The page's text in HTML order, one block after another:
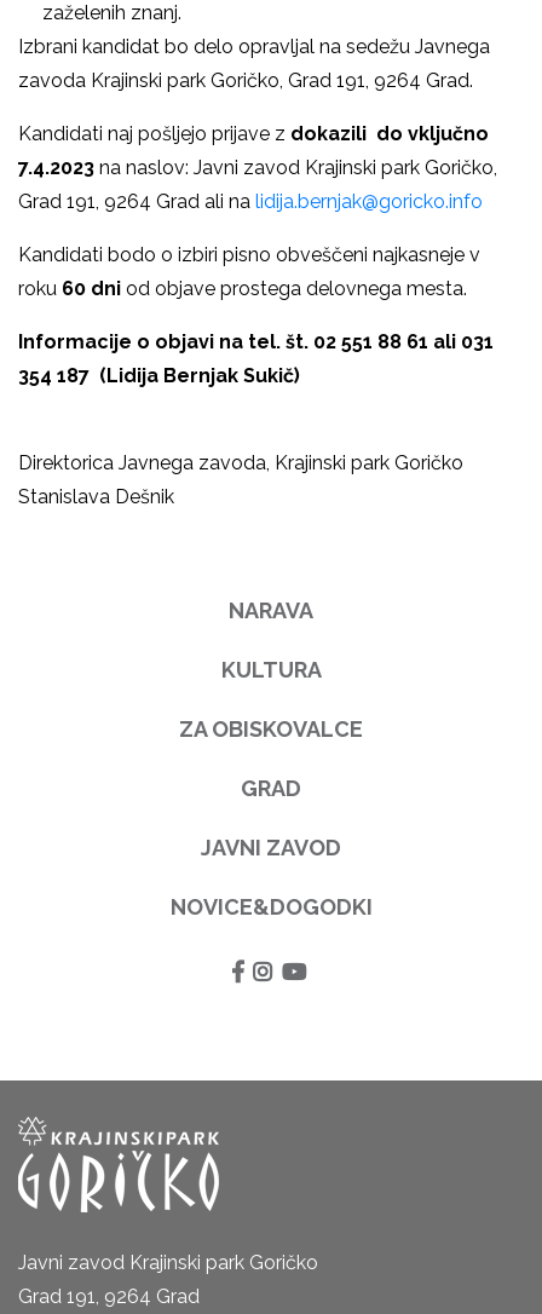
zaželenih znanj.
Izbrani kandidat bo delo opravljal na sedežu Javnega
zavoda Krajinski park Goričko, Grad 191, 9264 Grad.
Kandidati naj pošljejo prijave z dokazili do vključno
7.4.2023 na naslov: Javni zavod Krajinski park Goričko,
Grad 191, 9264 Grad ali na lidija.bernjak@goricko.info
Kandidati bodo o izbiri pisno obveščeni najkasneje v
roku 60 dni od objave prostega delovnega mesta.
Informacije o objavi na tel. št. 02 551 88 61 ali 031
354 187 (Lidija Bernjak Sukič)
Direktorica Javnega zavoda, Krajinski park Goričko
Stanislava Dešnik
NARAVA
KULTURA
ZA OBISKOVALCE
GRAD
JAVNI ZAVOD
NOVICE&DOGODKI
Javni zavod Krajinski park Goričko
Grad 191, 9264 Grad